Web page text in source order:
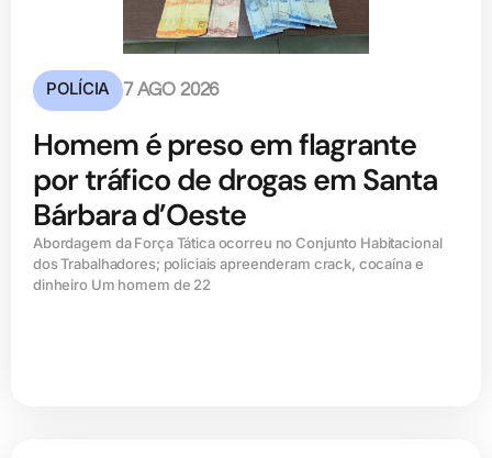
POLÍCIA 7 AGO 2026
Homem é preso em flagrante
por tráfico de drogas em Santa
Bárbara d’Oeste
Abordagem da Força Tática ocorreu no Conjunto Habitacional
dos Trabalhadores; policiais apreenderam crack, cocaína e
dinheiro Um homem de 22